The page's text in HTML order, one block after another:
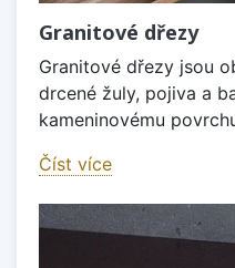
Granitové dřezy
Granitové dřezy jsou
drcené žuly, pojiva a
kameninovému
Číst více